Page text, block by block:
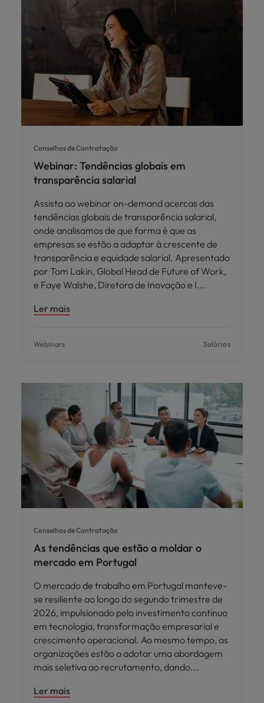
Conselhos de Contratação
Webinar: Tendências globais em
transparência salarial
Assista ao webinar on-demand acercas das
tendências globais de transparência salarial,
onde analisamos de que forma é que as
empresas se estão a adaptar à crescente de
transparência e equidade salarial. Apresentado
por Tom Lakin, Global Head de Future of Work,
e Faye Walshe, Diretora de Inovação e I
Ler mais
Webinars Salários
Conselhos de Contratação
As tendências que estão a moldar o
mercado em Portugal
O mercado de trabalho em Portugal manteve-
se resiliente ao longo do segundo trimestre de
2026, impulsionado pelo investimento contínuo
em tecnologia, transformação empresarial e
crescimento operacional. Ao mesmo tempo, as
organizações estão a adotar uma abordagem
mais seletiva ao recrutamento, dando
Ler mais